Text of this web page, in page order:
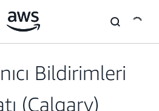
Bildirimleri
(Calgary)